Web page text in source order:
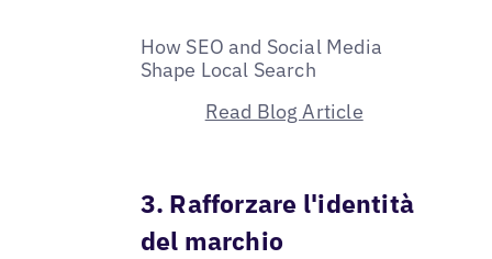
How SEO and Social Media
Shape Local Search
Read Blog Article
3. Rafforzare l'identità
del marchio